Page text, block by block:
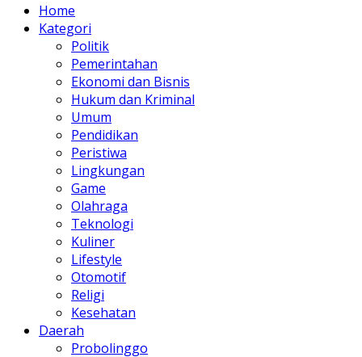
Home
Kategori
Politik
Pemerintahan
Ekonomi dan Bisnis
Hukum dan Kriminal
Umum
Pendidikan
Peristiwa
Lingkungan
Game
Olahraga
Teknologi
Kuliner
Lifestyle
Otomotif
Religi
Kesehatan
Daerah
Probolinggo